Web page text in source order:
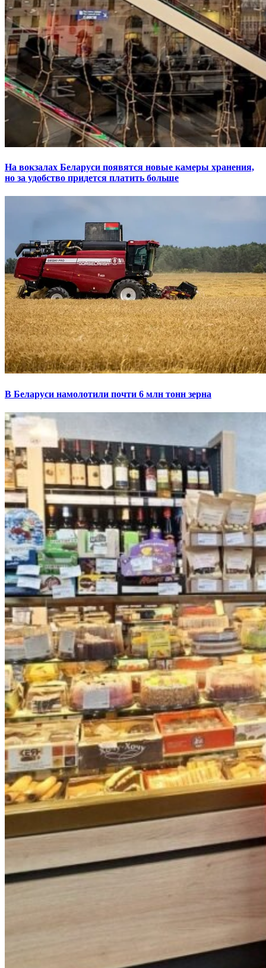
На вокзалах Беларуси появятся новые камеры хранения,
но за удобство придется платить больше
В Беларуси намолотили почти 6 млн тонн зерна